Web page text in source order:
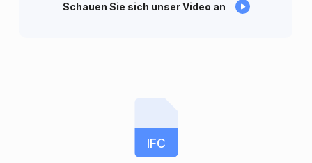
Schauen Sie sich unser Video an
IFC